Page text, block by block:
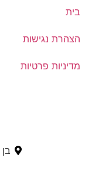
בית
הצהרת נגישות
מדיניות פרטיות
בן